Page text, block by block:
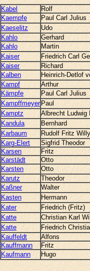
Kabel
Rolf
Kaempfe
Paul Carl Julius
Kaeselitz
Udo
Kahlo
Gerhard
Kahlo
Martin
Kaiser
Friedrich Carl
Kaiser
Richard
Kalben
Heinrich-Detlof
Kampf
Arthur
Kämpfe
Paul Carl Julius
Kampffmeyer Paul
Kamptz
Albrecht Ludwig
Kandula
Bernhard
Karbaum
Rudolf Fritz Willy
Karg-Elert
Sigfrid Theodor
Karsen
Fritz
Karstädt
Otto
Karsten
Otto
Karutz
Theodor
Kaßner
Walter
Kasten
Hermann
Kater
Friedrich (Fritz)
Katte
Christian Karl
Katte
Friedrich
Kauffeldt
Alfons
Kauffmann
Fritz
Kaufmann
Hugo